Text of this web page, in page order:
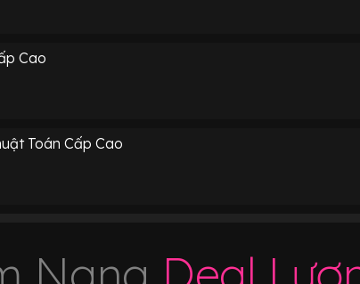
Cao
Toán Cấp Cao